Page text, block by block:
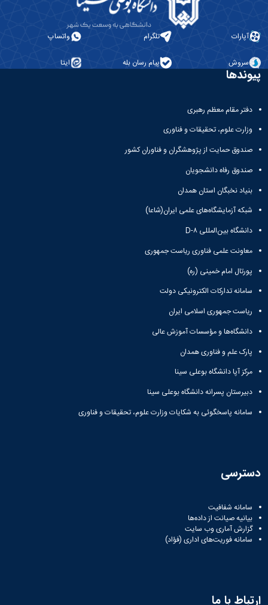
آپارات تلگرام واتساپ
سروش پیام رسان بله ایتا
پیوندها
دفتر مقام معظم رهبری
وزارت علوم، تحقیقات و فناوری
صندوق حمایت از پژوهشگران و فناوران کشور
صندوق رفاه دانشجویان
بنیاد نخبگان استان همدان
شبکه آزمایشگاه‌های علمی ایران(شاعا)
دانشگاه بین‌المللی D-۸
معاونت علمی فناوری ریاست جمهوری
پورتال امام خمینی (ره)
سامانه تدارکات الکترونیکی دولت
ریاست جمهوری اسلامی ایران
دانشگاه‌ها و مؤسسات آموزش عالی
پارک علم و فناوری همدان
مرکز آپا دانشگاه بوعلی سینا
دبیرستان پسرانه دانشگاه بوعلی سینا
سامانه پاسخگوئی به شکایات وزارت علوم، تحقیقات و فناوری
دسترسی
سامانه شفافیت
بیانیه صیانت از داده‌ها
گزارش آماری وب‌ سایت
سامانه فوریت‌های اداری (فؤاد)
ارتباط با ما